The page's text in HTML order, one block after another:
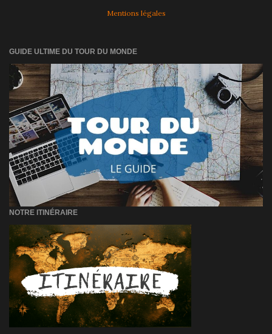
Mentions légales
GUIDE ULTIME DU TOUR DU MONDE
NOTRE ITINÉRAIRE